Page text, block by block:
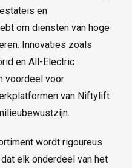
en
om diensten van hoge
Innovaties zoals
en All-Electric
voordeel voor
van Niftylift
wordt rigoureus
elk onderdeel van het